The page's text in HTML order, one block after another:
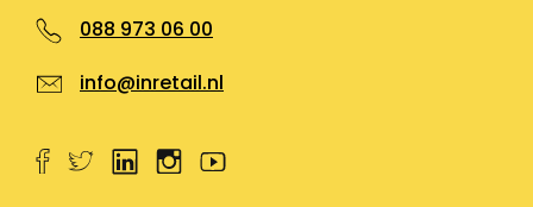
088 973 06 00
info@inretail.nl